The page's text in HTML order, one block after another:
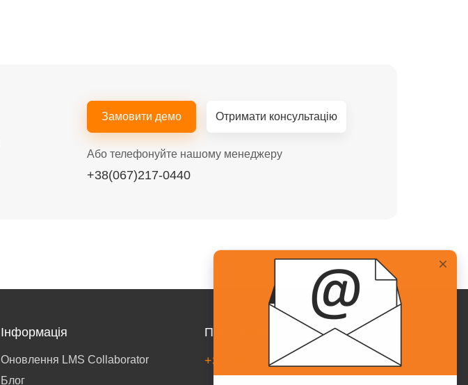
Замовити демо Отримати консультацію
Або телефонуйте нашому менеджеру
+38(067)217-0440
Інформація
Оновлення LMS Collaborator
Блог
Про Collaborator
+38(067)217-0440